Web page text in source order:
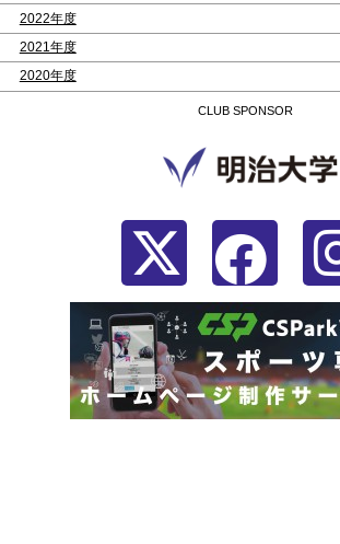
2022年度
2021年度
2020年度
CLUB SPONSOR